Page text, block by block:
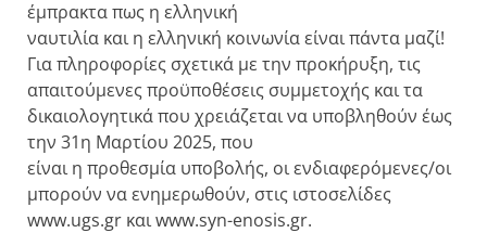
έμπρακτα πως η ελληνική
ναυτιλία και η ελληνική κοινωνία είναι πάντα μαζί!
Για πληροφορίες σχετικά με την προκήρυξη, τις
απαιτούμενες προϋποθέσεις συμμετοχής και τα
δικαιολογητικά που χρειάζεται να υποβληθούν έως
την 31η Μαρτίου 2025, που
είναι η προθεσμία υποβολής, οι ενδιαφερόμενες/οι
μπορούν να ενημερωθούν, στις ιστοσελίδες
www.ugs.gr και www.syn-enosis.gr.